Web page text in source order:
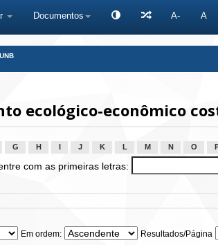
Documentos A- A
ecológico-econômico
G H J K L M N O
com as primeiras letras:
Em ordem: Resultados/Página